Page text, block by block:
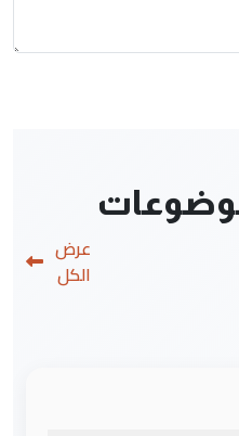
عرض
الكل